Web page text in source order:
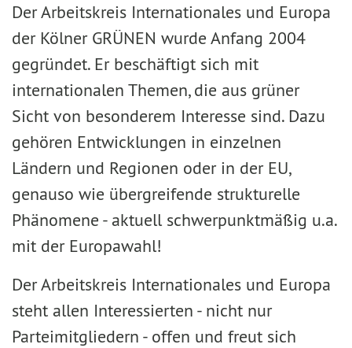
Der Arbeitskreis Internationales und Europa
der Kölner GRÜNEN wurde Anfang 2004
gegründet. Er beschäftigt sich mit
internationalen Themen, die aus grüner
Sicht von besonderem Interesse sind. Dazu
gehören Entwicklungen in einzelnen
Ländern und Regionen oder in der EU,
genauso wie übergreifende strukturelle
Phänomene - aktuell schwerpunktmäßig u.a.
mit der Europawahl!
Der Arbeitskreis Internationales und Europa
steht allen Interessierten - nicht nur
Parteimitgliedern - offen und freut sich